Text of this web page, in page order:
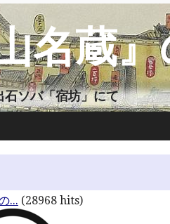
名蔵
ソバ「宿坊」にて
... (28968 hits)